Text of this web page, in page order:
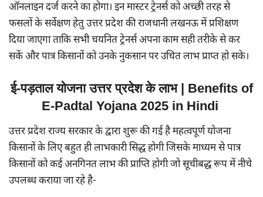
ऑनलाइन दर्ज करने का होगा। इन मास्टर ट्रेनर्स को अच्छी तरह से
फसलों के सर्वेक्षण हेतु उत्तर प्रदेश की राजधानी लखनऊ में प्रशिक्षण
दिया जाएगा ताकि सभी चयनित ट्रेनर्स अपना काम सही तरीके से कर
सकें और पात्र किसानों को उनके नुकसान पर उचित लाभ प्राप्त हो सके।
ई-पड़ताल योजना उत्तर प्रदेश के लाभ | Benefits of
E-Padtal Yojana 2025 in Hindi
उत्तर प्रदेश राज्य सरकार के द्वारा शुरू की गई है महत्वपूर्ण योजना
किसानों के लिए बहुत ही लाभकारी सिद्ध होगी जिसके माध्यम से पात्र
किसानों को कई अनगिनत लाभ की प्राप्ति होगी जो सूचीबद्ध रूप में नीचे
उपलब्ध कराया जा रहे है-